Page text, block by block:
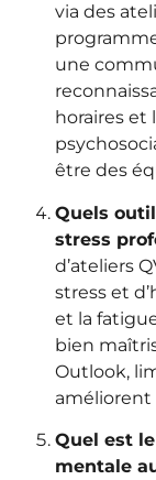
via des
une
horaires et
être des
Quels
stress
d’ateliers
stress et
et la
bien
Outlook,
améliorent
Quel est
mentale